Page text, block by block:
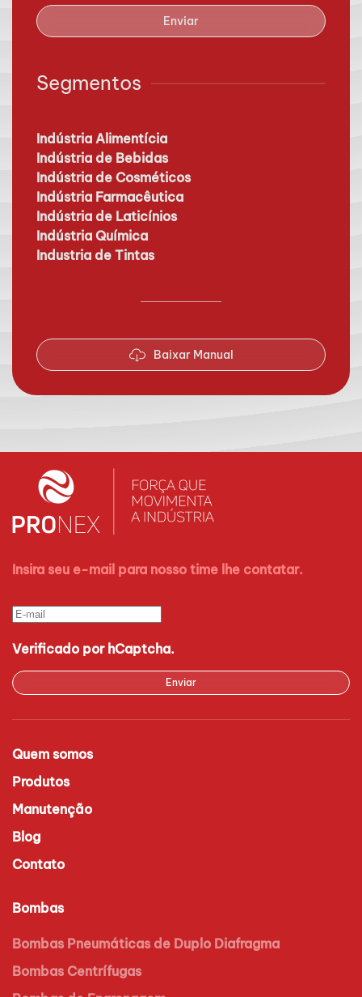
Enviar
Segmentos
Indústria Alimentícia
Indústria de Bebidas
Indústria de Cosméticos
Indústria Farmacêutica
Indústria de Laticínios
Indústria Química
Industria de Tintas
Baixar Manual
Insira seu e-mail para nosso time lhe contatar.
Verificado por hCaptcha.
Enviar
Quem somos
Produtos
Manutenção
Blog
Contato
Bombas
Bombas Pneumáticas de Duplo Diafragma
Bombas Centrífugas